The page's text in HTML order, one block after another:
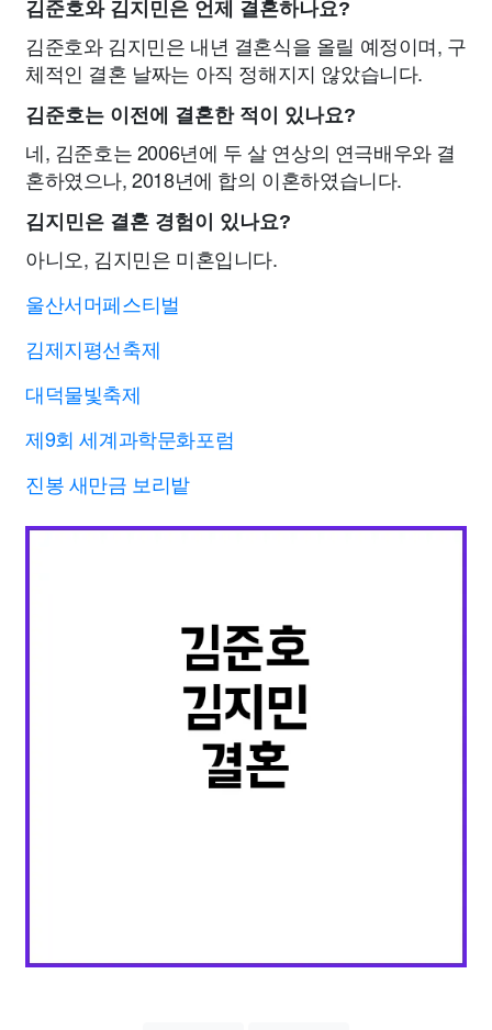
김준호와 김지민은 언제 결혼하나요?
김준호와 김지민은 내년 결혼식을 올릴 예정이며, 구
체적인 결혼 날짜는 아직 정해지지 않았습니다.
김준호는 이전에 결혼한 적이 있나요?
네, 김준호는 2006년에 두 살 연상의 연극배우와 결
혼하였으나, 2018년에 합의 이혼하였습니다.
김지민은 결혼 경험이 있나요?
아니오, 김지민은 미혼입니다.
울산서머페스티벌
김제지평선축제
대덕물빛축제
제9회 세계과학문화포럼
진봉 새만금 보리밭